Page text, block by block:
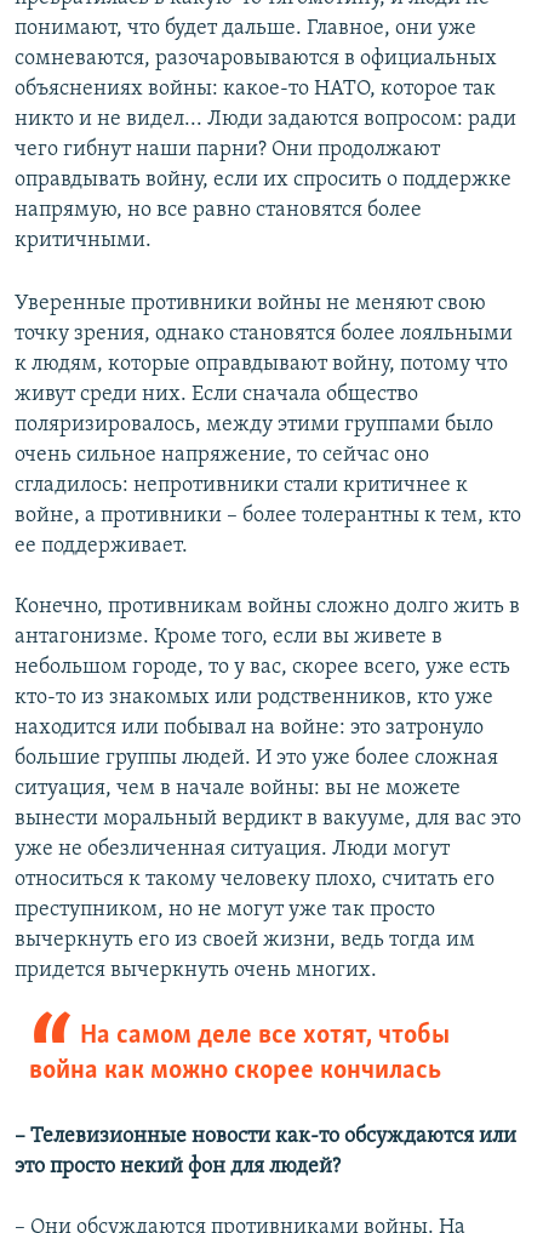
понимают, что будет дальше. Главное, они уже
сомневаются, разочаровываются в официальных
объяснениях войны: какое-то НАТО, которое так
никто и не видел... Люди задаются вопросом: ради
чего гибнут наши парни? Они продолжают
оправдывать войну, если их спросить о поддержке
напрямую, но все равно становятся более
критичными.
Уверенные противники войны не меняют свою
точку зрения, однако становятся более лояльными
к людям, которые оправдывают войну, потому что
живут среди них. Если сначала общество
поляризировалось, между этими группами было
очень сильное напряжение, то сейчас оно
сгладилось: непротивники стали критичнее к
войне, а противники – более толерантны к тем, кто
ее поддерживает.
Конечно, противникам войны сложно долго жить в
антагонизме. Кроме того, если вы живете в
небольшом городе, то у вас, скорее всего, уже есть
кто-то из знакомых или родственников, кто уже
находится или побывал на войне: это затронуло
большие группы людей. И это уже более сложная
ситуация, чем в начале войны: вы не можете
вынести моральный вердикт в вакууме, для вас это
уже не обезличенная ситуация. Люди могут
относиться к такому человеку плохо, считать его
преступником, но не могут уже так просто
вычеркнуть его из своей жизни, ведь тогда им
придется вычеркнуть очень многих.
На самом деле все хотят, чтобы
война как можно скорее кончилась
– Телевизионные новости как-то обсуждаются или
это просто некий фон для людей?
– Они обсуждаются противниками войны. На